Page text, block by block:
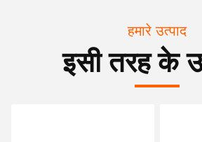
हमारे उत्पाद
इसी तरह के